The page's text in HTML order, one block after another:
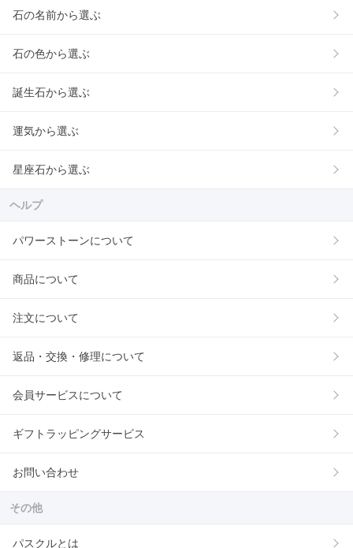
石の名前から選ぶ
石の色から選ぶ
誕生石から選ぶ
運気から選ぶ
星座石から選ぶ
ヘルプ
パワーストーンについて
商品について
注文について
返品・交換・修理について
会員サービスについて
ギフトラッピングサービス
お問い合わせ
その他
パスクルとは